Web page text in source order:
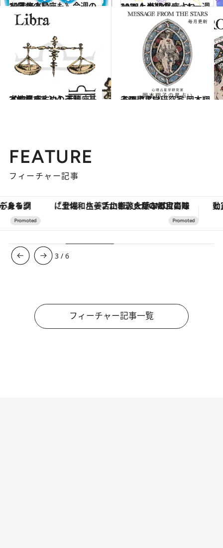
2026.8.2
《ほかの星座も》今週の12星座占い
占い 2026.1.15
ANNA.の12星座占い 2026上半期のラッキー週
2021.12.1
【12星座占い】天秤座（てんびん）の運勢、基本性格まとめ
占い 2026.7.31
心理占星学研究家 岡本翔子の星占い
占い
FEATURE
フィーチャー記事
「土佐和ハーブかき氷」がOMO7高知に登場！生姜、山椒、大葉など目にも舌にも涼を呼ぶ郷土の味
3 /6
フィーチャー記事一覧